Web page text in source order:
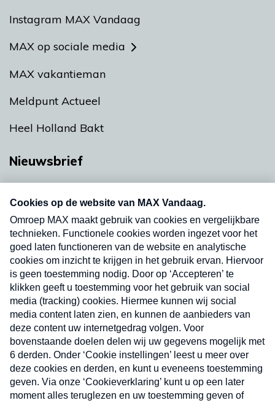
Instagram MAX Vandaag
MAX op sociale media
MAX vakantieman
Meldpunt Actueel
Heel Holland Bakt
Nieuwsbrief
nieuwsbrief. Elke vrijdag- en dinsdagochtend in
uw mailbox.
Verzend
Nieuwsbrief
Neem hier een gratis abonnement op onze